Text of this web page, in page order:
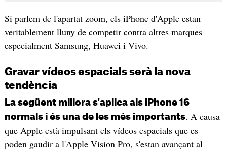
Si parlem de l'apartat zoom, els iPhone d'Apple estan
veritablement lluny de competir contra altres marques
especialment Samsung, Huawei i Vivo.
Gravar vídeos espacials serà la nova
tendència
La següent millora s'aplica als iPhone 16
normals i és una de les més importants. A causa
que Apple està impulsant els vídeos espacials que es
poden gaudir a l'Apple Vision Pro, s'estan avançant al